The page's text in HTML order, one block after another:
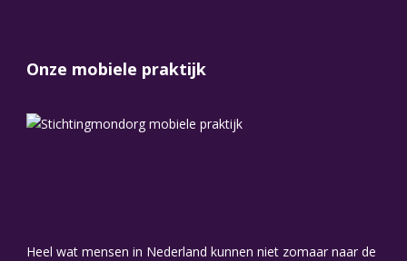
Onze mobiele praktijk
Heel wat mensen in Nederland kunnen niet zomaar naar de